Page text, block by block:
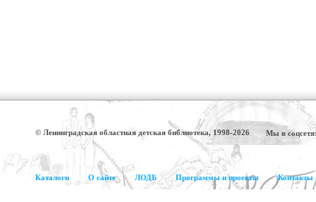
© Ленинградская областная детская библиотека, 1998-2026 Мы в
Каталоги О сайте ЛОДБ Программы и проекты Контакты